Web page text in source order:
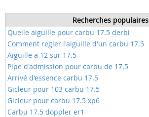
Recherches populaires
Quelle aiguille pour carbu 17.5 derbi
Comment regler l'aiguille d'un carbu 17.5
Aiguille a 12 sur 17.5
Pipe d'admission pour carbu de 17.5
Arrivé d'essence carbu 17.5
Gicleur pour 103 carbu 17.5
Gicleur pour carbu 17.5 xp6
Carbu 17.5 doppler er1